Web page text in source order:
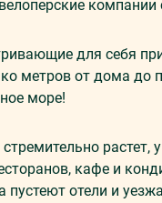
для себя
метров от дома до
море!
растет,
кафе и
пустеют отели и